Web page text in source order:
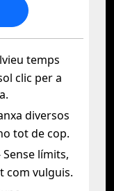
temps
clic per a
diversos
tot de cop.
Sense límits,
com vulguis.